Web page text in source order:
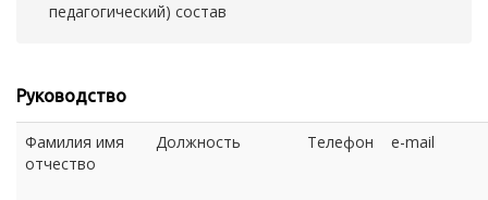
педагогический) состав
Руководство
Фамилия имя
отчество
Должность Телефон e-mail